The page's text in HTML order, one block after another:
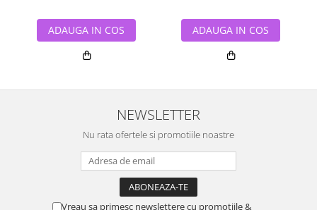
ADAUGA IN COS ADAUGA IN COS
NEWSLETTER
Nu rata ofertele si promotiile noastre
Vreau sa primesc newslettere cu promotiile &